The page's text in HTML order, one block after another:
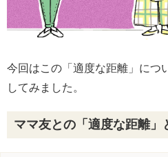
今回はこの「適度な距離」につ
してみました。
ママ友との「適度な距離」